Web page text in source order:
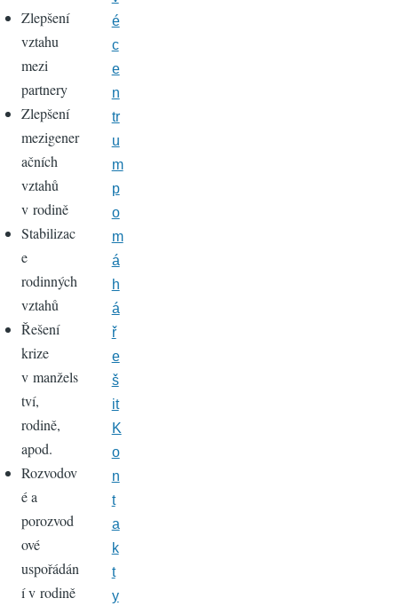
Zlepšení
vztahu
mezi
partnery
Zlepšení
mezigener
ačních
vztahů
v rodině
Stabilizac
e
rodinných
vztahů
Řešení
krize
v manžels
tví,
rodině,
apod.
Rozvodov
é a
porozvod
ové
uspořádán
í v rodině
é
c
e
n
tr
u
m
p
o
m
á
h
á
ř
e
š
it
K
o
n
t
a
k
t
y